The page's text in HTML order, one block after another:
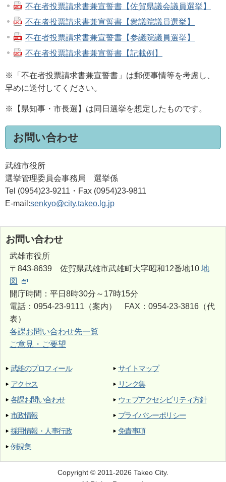
不在者投票請求書兼宣誓書【佐賀県議会議員選挙】
不在者投票請求書兼宣誓書【衆議院議員選挙】
不在者投票請求書兼宣誓書【参議院議員選挙】
不在者投票請求書兼宣誓書【記載例】
※「不在者投票請求書兼宣誓書」は郵便事情等を考慮し、
早めに送付してください。
※【県知事・市長選】は同日選挙を想定したものです。
お問い合わせ
武雄市役所
選挙管理委員会事務局 選挙係
Tel (0954)23-9211・Fax (0954)23-9811
E-mail:senkyo@city.takeo.lg.jp
お問い合わせ
武雄市役所
〒843-8639 佐賀県武雄市武雄町大字昭和12番地10 地
図
開庁時間：平日8時30分～17時15分
電話：0954-23-9111（案内） FAX：0954-23-3816（代
表）
各課お問い合わせ先一覧
ご意見・ご要望
武雄のプロフィール
アクセス
各課お問い合わせ
市政情報
採用情報・人事行政
例規集
サイトマップ
リンク集
ウェブアクセシビリティ方針
プライバシーポリシー
免責事項
Copyright © 2011-2026 Takeo City.